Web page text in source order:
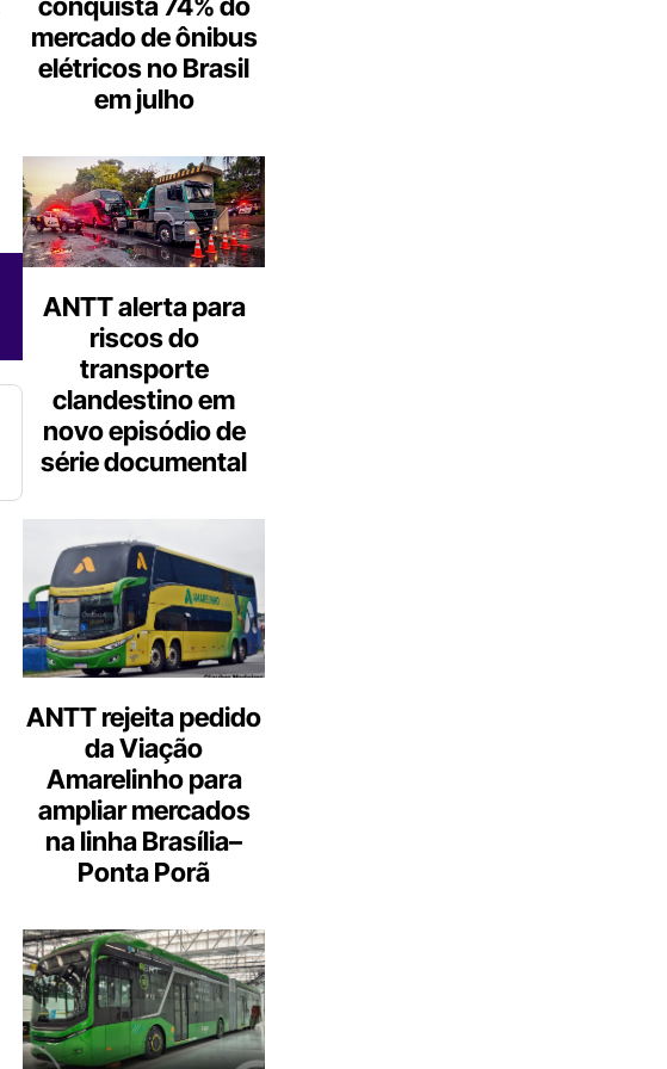
mercado de ônibus
elétricos no Brasil
em julho
ANTT alerta para
riscos do
transporte
clandestino em
novo episódio de
série documental
ANTT rejeita pedido
da Viação
Amarelinho para
ampliar mercados
na linha Brasília–
Ponta Porã